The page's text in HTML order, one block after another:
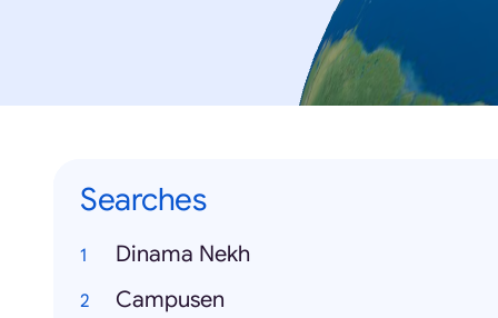
Searches
Dinama Nekh
Campusen